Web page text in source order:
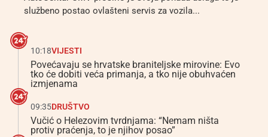
službeno postao ovlašteni servis za vozila...
10:18VIJESTI
Povećavaju se hrvatske braniteljske mirovine: Evo
tko će dobiti veća primanja, a tko nije obuhvaćen
izmjenama
09:35DRUŠTVO
Vučić o Helezovim tvrdnjama: “Nemam ništa
protiv praćenja, to je njihov posao”